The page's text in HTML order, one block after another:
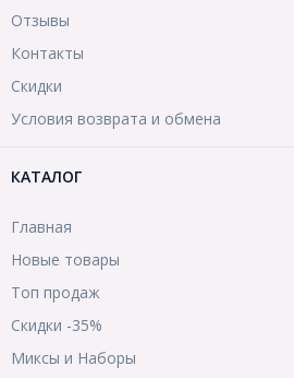
Отзывы
Контакты
Скидки
Условия возврата и обмена
КАТАЛОГ
Главная
Новые товары
Топ продаж
Скидки -35%
Миксы и Наборы